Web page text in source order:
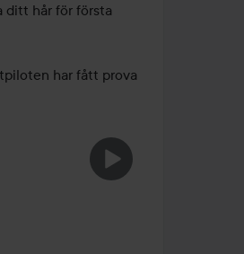
ditt hår för första
har fått prova